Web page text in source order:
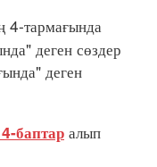
тармағында
деген сөздер
деген
баптар алып